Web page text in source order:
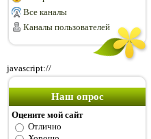
Все каналы
Каналы пользователей
javascript://
Наш опрос
Оцените мой сайт
Отлично